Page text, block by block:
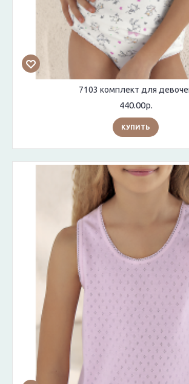
7103 комплект для
440.00р.
КУПИТЬ